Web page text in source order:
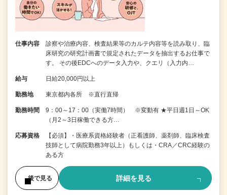
仕事内容
診察や治療内容、検査結果等のカルテ内容等を読み取り、臨
床研究の研究計画書で規定されたデータを抽出するお仕事で
す。 その後EDCへのデータ入力や、クエリ（入力内…
給与 日給20,000円以上
勤務地 東京都内各所 ※直行直帰
勤務時間
9：00～17：00（実働7時間） ※変動有 ★平日週1日～OK
（月2～3日稼働できる方…
応募資格
【必須】・医療系資格経験者（正看護師、薬剤師、臨床検査
技師として病院勤務3年以上）もしくは・CRA／CRC経験の
ある方
後で見る 詳細を見る